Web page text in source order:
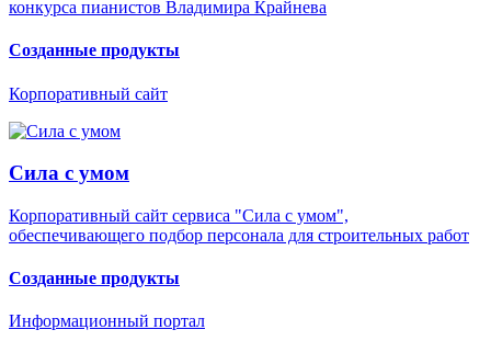
конкурса пианистов Владимира Крайнева
Созданные продукты
Корпоративный сайт
Сила с умом
Корпоративный сайт сервиса "Сила с умом",
обеспечивающего подбор персонала для строительных работ
Созданные продукты
Информационный портал